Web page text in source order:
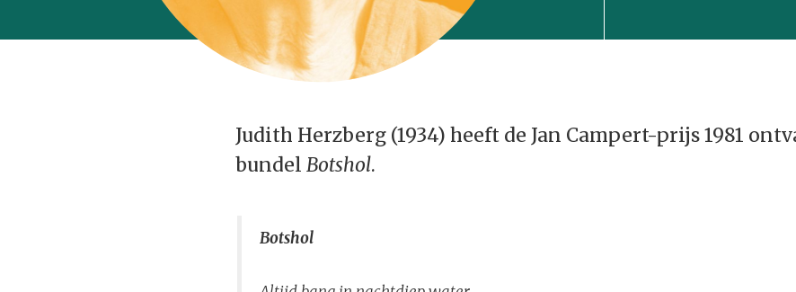
Judith Herzberg (1934) heeft de Jan Campert-prijs 1981
bundel Botshol.
Botshol